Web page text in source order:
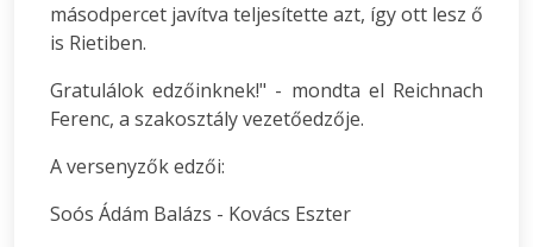
másodpercet javítva teljesítette azt, így ott lesz ő
is Rietiben.
Gratulálok edzőinknek!" - mondta el Reichnach
Ferenc, a szakosztály vezetőedzője.
A versenyzők edzői:
Soós Ádám Balázs - Kovács Eszter